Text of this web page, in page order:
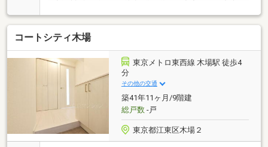
場公園が徒歩5分 自然を感じる住環境です◇内窓新
設 断熱性・遮音性に優れた作りです◇大切な家族と
一緒に暮らせるペット飼育可物件～～～～～～～～～
～～～～～～～～～～～～～◆頭金0円から購入可!長
期低金利50年ローン!◆提携銀行多数、住宅ローンご相
談下さい!◆車でまとめてご案内!自宅まで送迎も可!◆
年中無休!即日対応させていただきます!◆5000円QUO
プレゼントキャンペーン♪◆フジテレビ等でCM放映♪
コートシティ木場
東京メトロ東西線 木場駅 徒歩4
分
その他の交通
築41年11ヶ月/9階建
総戸数-戸
東京都江東区木場２